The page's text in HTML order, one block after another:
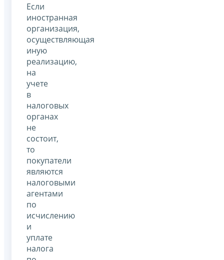
Если
иностранная
организация,
осуществляющая
иную
реализацию,
на
учете
в
налоговых
органах
не
состоит,
то
покупатели
являются
налоговыми
агентами
по
исчислению
и
уплате
налога